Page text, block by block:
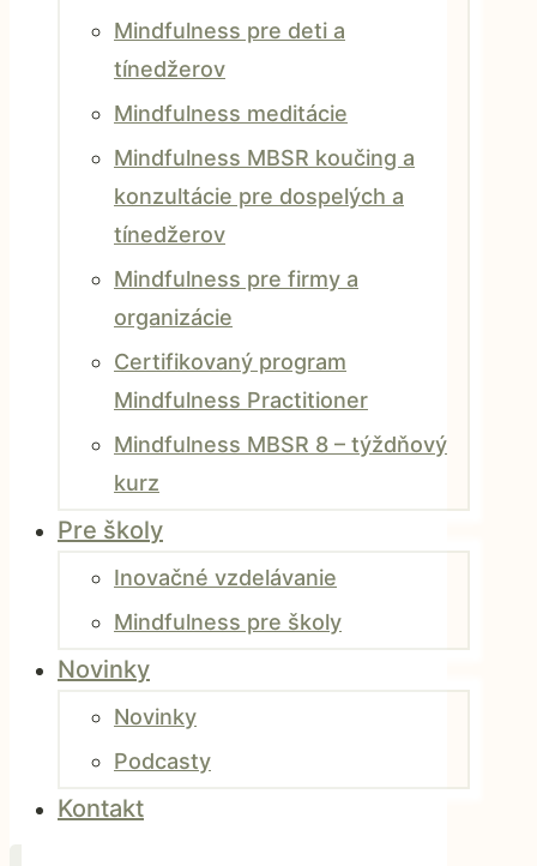
Mindfulness pre deti a
tínedžerov
Mindfulness meditácie
Mindfulness MBSR koučing a
konzultácie pre dospelých a
tínedžerov
Mindfulness pre firmy a
organizácie
Certifikovaný program
Mindfulness Practitioner
Mindfulness MBSR 8 – týždňový
kurz
Pre školy
Inovačné vzdelávanie
Mindfulness pre školy
Novinky
Novinky
Podcasty
Kontakt